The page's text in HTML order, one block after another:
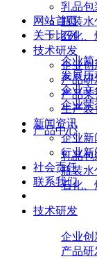
乳品包
瓶装水
石化、
技术研发
企业创
产品研
产品荣
生产装
新闻资讯
企业新
行业新
社会责任
联系我们
网站首页
关于比例
企业简
发展历
企业文
企业荣
产品中心
乳品包
瓶装水
石化、
技术研发
企业创
产品研